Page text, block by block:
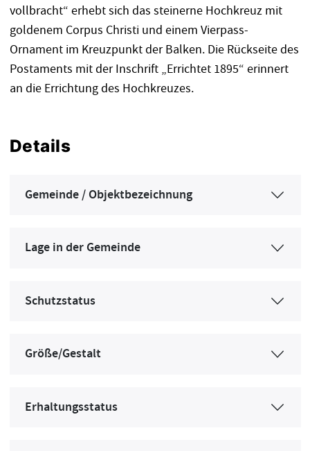
vollbracht“ erhebt sich das steinerne Hochkreuz mit
goldenem Corpus Christi und einem Vierpass-
Ornament im Kreuzpunkt der Balken. Die Rückseite des
Postaments mit der Inschrift „Errichtet 1895“ erinnert
an die Errichtung des Hochkreuzes.
Details
Gemeinde / Objektbezeichnung
Lage in der Gemeinde
Schutzstatus
Größe/Gestalt
Erhaltungsstatus